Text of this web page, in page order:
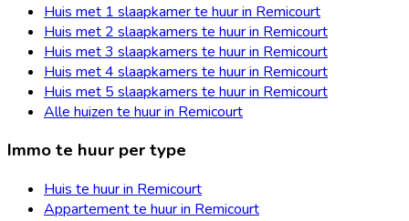
Huis met 1 slaapkamer te huur in Remicourt
Huis met 2 slaapkamers te huur in Remicourt
Huis met 3 slaapkamers te huur in Remicourt
Huis met 4 slaapkamers te huur in Remicourt
Huis met 5 slaapkamers te huur in Remicourt
Alle huizen te huur in Remicourt
Immo te huur per type
Huis te huur in Remicourt
Appartement te huur in Remicourt